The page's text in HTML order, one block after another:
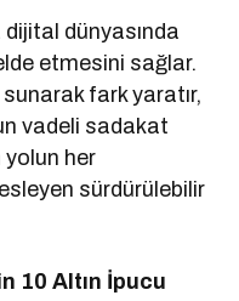
dünyasında
etmesini sağlar.
fark yaratır,
vadeli sadakat
yolun her
sürdürülebilir
10 Altın İpucu